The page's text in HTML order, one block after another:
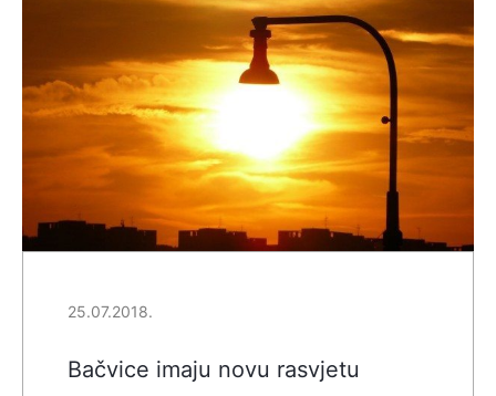
25.07.2018.
Bačvice imaju novu rasvjetu